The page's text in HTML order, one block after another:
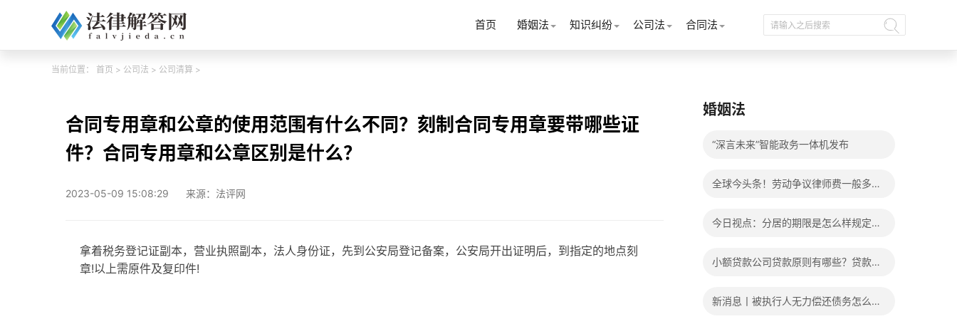
首页 婚姻法 知识纠纷 公司法 合同法
当前位置： 首页 > 公司法 > 公司清算 >
合同专用章和公章的使用范围有什么不同？刻制合同专用章要带哪些证
件？合同专用章和公章区别是什么？
2023-05-09 15:08:29 来源：法评网
拿着税务登记证副本，营业执照副本，法人身份证，先到公安局登记备案，公安局开出证明后，到指定的地点刻
章!以上需原件及复印件!
婚姻法
“深言未来”智能政务一体机发布
全球今头条！劳动争议律师费一般多少
今日视点：分居的期限是怎么样规定
小额贷款公司贷款原则有哪些？贷款不
新消息丨被执行人无力偿还债务怎么